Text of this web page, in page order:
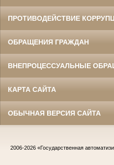
ПРОТИВОДЕЙСТВИЕ
ОБРАЩЕНИЯ ГРАЖДАН
ВНЕПРОЦЕССУАЛЬНЫЕ
КАРТА САЙТА
ОБЫЧНАЯ ВЕРСИЯ САЙТА
2006-2026 «Государственная